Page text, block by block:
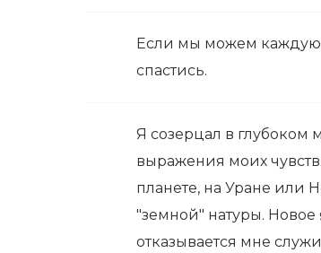
Если мы можем каждую
спастись.
Я созерцал в глубоком
выражения моих
планете, на Уране или
"земной" натуры.
отказывается мне